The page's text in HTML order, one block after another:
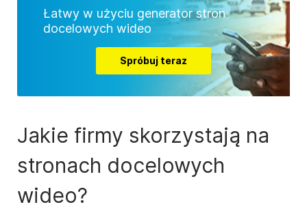
Łatwy w użyciu generator stron
docelowych wideo
Spróbuj teraz
Jakie firmy skorzystają na
stronach docelowych
wideo?